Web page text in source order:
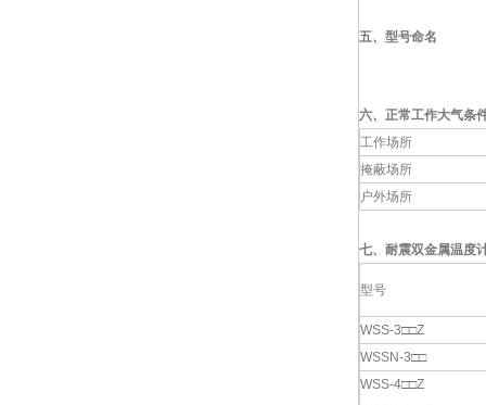
五、 型号命名
六、 正常工作大气条
工作场所
掩蔽场所
户外场所
七、耐震双金属温度
型号
WSS-3□□Z
WSSN-3□□
WSS-4□□Z